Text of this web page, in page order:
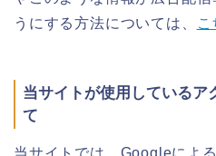
うにする方法については、
こ
当サイトが使用しているア
て
当サイトでは、Googleによ